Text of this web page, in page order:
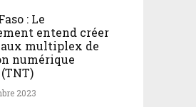
: Le
entend créer
multiplex de
numérique
2023